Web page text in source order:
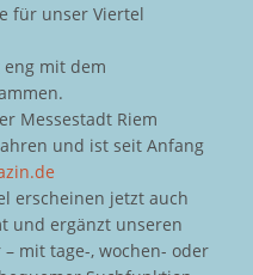
für unser Viertel
mit dem
Messestadt Riem
und ist seit Anfang
erscheinen jetzt auch
und ergänzt unseren
mit tage-, wochen- oder